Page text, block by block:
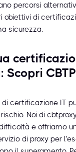
percorsi
obiettivi di
sicurezza.
Scopri
certificazione IT
Noi di
e offriamo
di proxy per